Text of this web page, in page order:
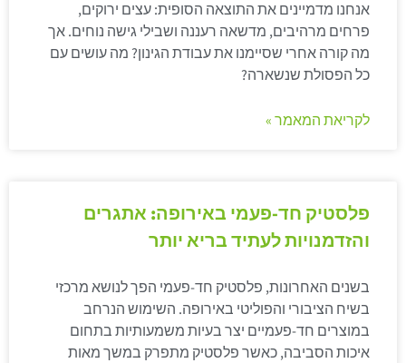
אנחנו מדמיינים את התוצאה הסופית: עצים ירוקים,
פרחים מרהיבים, מדשאה רעננה ושבילי גישה נוחים. אך
מה קורה אחרי שסיימנו את עבודת הגינון? מה עושים עם
כל הפסולת שנשארה?
לקריאת המאמר »
פלסטיק חד-פעמי באירופה: אתגרים
והזדמנויות לעתיד בריא יותר
בשנים האחרונות, פלסטיק חד-פעמי הפך לנושא מרכזי
בשיח הציבורי והפוליטי באירופה. השימוש הנרחב
במוצרים חד-פעמיים יצר בעיות משמעותיות בתחום
איכות הסביבה, כאשר פלסטיק מתפרק במשך מאות